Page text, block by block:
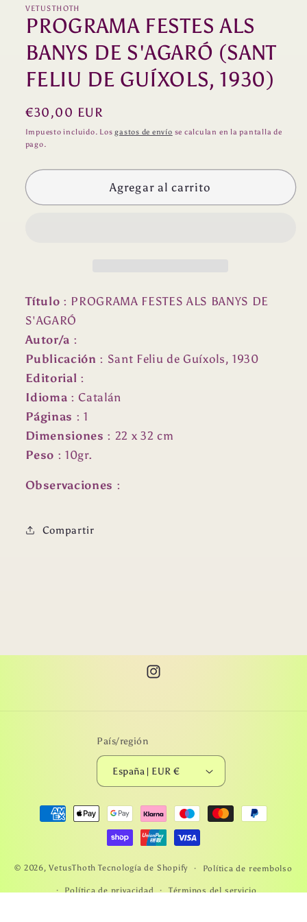
una
ventana
modal
VETUSTHOTH
PROGRAMA FESTES ALS
BANYS DE S'AGARÓ (SANT
FELIU DE GUÍXOLS, 1930)
Precio
habitual
€30,00 EUR
Impuesto incluido. Losgastos de envío se calculan en la pantalla de
pago.
Agregar al carrito
Título : PROGRAMA FESTES ALS BANYS DE
S'AGARÓ
Autor/a :
Publicación : Sant Feliu de Guíxols, 1930
Editorial :
Idioma :Catalán
Páginas : 1
Dimensiones : 22 x 32 cm
Peso : 10gr.
Observaciones :
Compartir
Instagram
País/región
España | EUR €
Formas
© 2026,VetusThoth Tecnología de Shopify Política de reembolso
Política de privacidad Términos del servicio